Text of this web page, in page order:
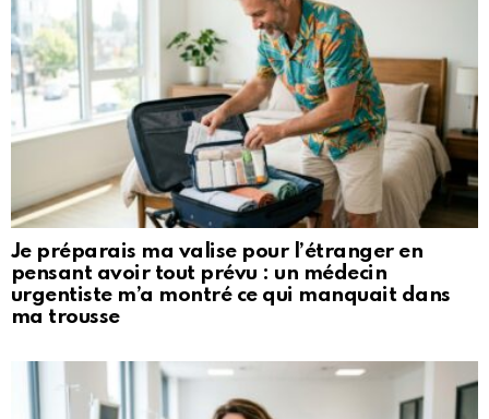
Je préparais ma valise pour l’étranger en
pensant avoir tout prévu : un médecin
urgentiste m’a montré ce qui manquait dans
ma trousse